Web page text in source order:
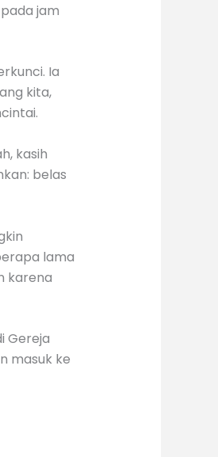
jam
Ia
kita,
kasih
belas
lama
karena
Gereja
masuk ke